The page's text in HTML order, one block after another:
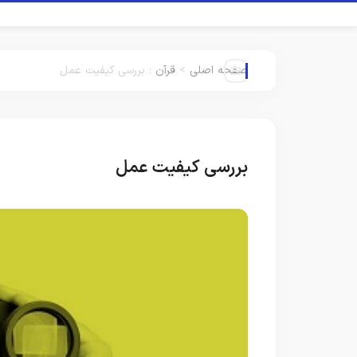
صفحه اصلی > قرآن : بررسی کیفیت عمل
بررسی کیفیت عمل